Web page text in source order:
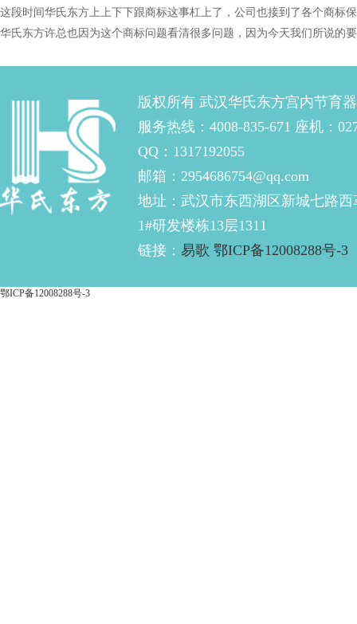
这段时间华氏东方上上下下跟商标这事杠上了，公司也接到了各个商标
华氏东方许总也因为这个商标问题看清很多问题，因为今天我们所说的
于保护期暂未实际用的商标。谈到商标，我们还是需要科普一下：商标
版权所有 武汉华氏东方宫内节育
服务热线：4008-835-671 座机：
QQ：1317192055
邮箱：2954686754@qq.com
地址：武汉市东西湖区新城七路
1#研发楼栋13层1311
链接： 易歌 鄂ICP备12008288号-3
鄂ICP备12008288号-3